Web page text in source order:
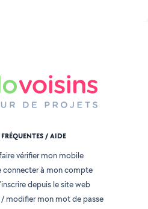
/ AIDE
vérifier mon mobile
connecter à mon compte
depuis le site web
modifier mon mot de passe